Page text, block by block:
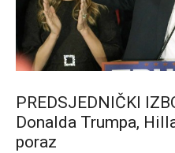
PREDSJEDNIČKI
Donalda Trumpa,
poraz